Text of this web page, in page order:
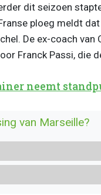
dit seizoen
ploeg meldt
De ex-coach
Franck Passi, die
neemt
van Marseille?